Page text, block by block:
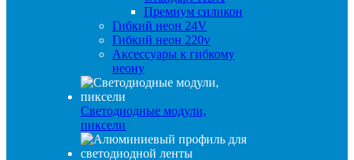
Премиум силикон
Гибкий неон 24V
Гибкий неон 220v
Аксессуары к гибкому
неону
Светодиодные модули,
пиксели